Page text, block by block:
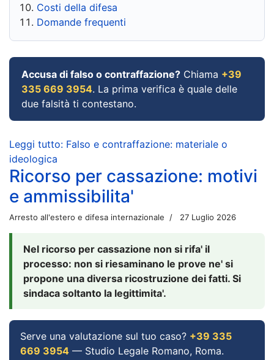
Costi della difesa
Domande frequenti
Accusa di falso o contraffazione? Chiama +39
335 669 3954. La prima verifica è quale delle
due falsità ti contestano.
Leggi tutto: Falso e contraffazione: materiale o
ideologica
Ricorso per cassazione: motivi
e ammissibilita'
Arresto all'estero e difesa internazionale 27 Luglio 2026
Nel ricorso per cassazione non si rifa' il
processo: non si riesaminano le prove ne' si
propone una diversa ricostruzione dei fatti. Si
sindaca soltanto la legittimita'.
Serve una valutazione sul tuo caso? +39 335
669 3954 — Studio Legale Romano, Roma.